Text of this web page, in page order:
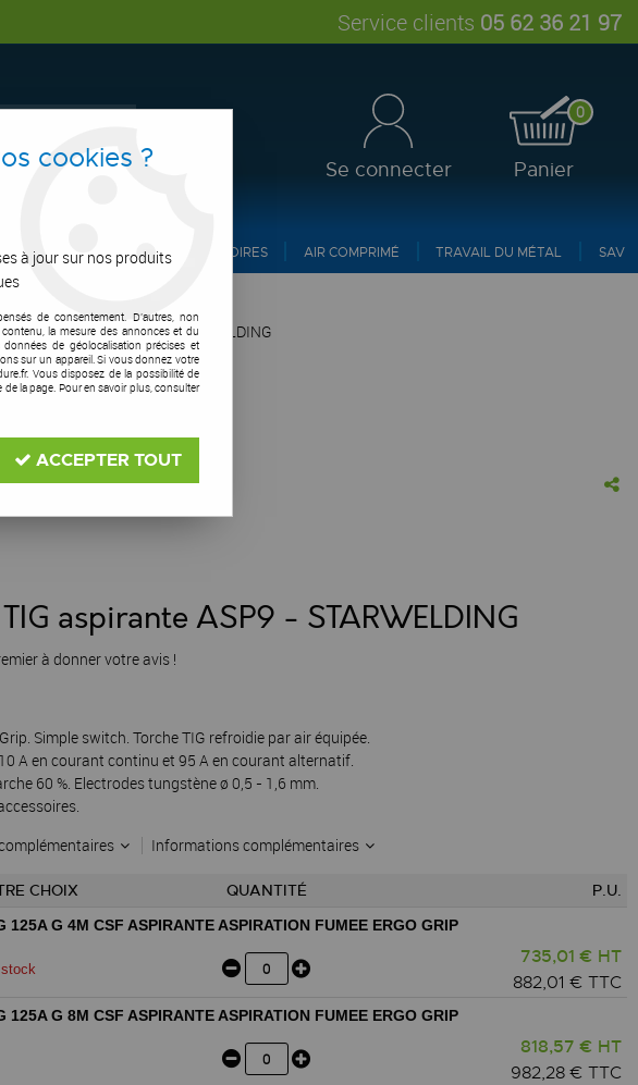
Service clients 05 62 36 21 97
Se connecter
0
Panier
SOUDURE E.P.I ACCESSOIRES AIR COMPRIMÉ TRAVAIL DU MÉTAL SAV
TIG aspirante ASP9 - STARWELDING
aspirante ASP9 - STARWELDING
à donner votre avis !
Simple switch. Torche TIG refroidie par air équipée.
A en courant continu et 95 A en courant alternatif.
60 %. Electrodes tungstène ø 0,5 - 1,6 mm.
Informations complémentaires
CHOIX QUANTITÉ P.U.
125A G 4M CSF ASPIRANTE ASPIRATION FUMEE ERGO GRIP
735,01 € HT
882,01 € TTC
125A G 8M CSF ASPIRANTE ASPIRATION FUMEE ERGO GRIP
818,57 € HT
982,28 € TTC
cookies ?
à jour sur nos produits
de consentement. D'autres, non
la mesure des annonces et du
de géolocalisation précises et
sur un appareil. Si vous donnez votre
Vous disposez de la possibilité de
la page. Pour en savoir plus, consulter
ACCEPTER TOUT